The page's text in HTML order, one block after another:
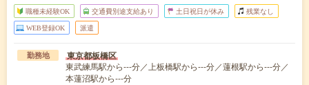
職種未経験OK 交通費別途支給あり 土日祝日が休み 残業なし
WEB登録OK 派遣
勤務地 東京都板橋区
東武練馬駅から---分／上板橋駅から---分／蓮根駅から---分／
本蓮沼駅から---分